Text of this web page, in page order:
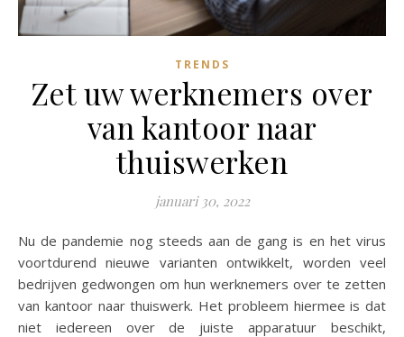
TRENDS
Zet uw werknemers over
van kantoor naar
thuiswerken
januari 30, 2022
Nu de pandemie nog steeds aan de gang is en het virus
voortdurend nieuwe varianten ontwikkelt, worden veel
bedrijven gedwongen om hun werknemers over te zetten
van kantoor naar thuiswerk. Het probleem hiermee is dat
niet iedereen over de juiste apparatuur beschikt,